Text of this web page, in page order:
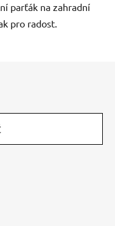
parťák na zahradní
pro radost.